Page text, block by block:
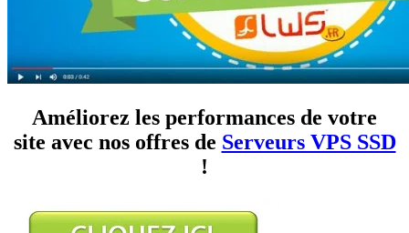
Améliorez les performances de votre
site avec nos offres de Serveurs VPS SSD
!